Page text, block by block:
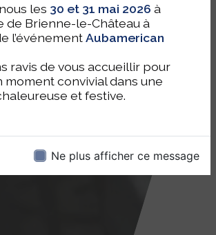
les 30 et 31 mai 2026 à
de Brienne-le-Château à
l’événementAubamerican
ravis de vous accueillir pour
moment convivial dans une
et festive.
Ne plus afficher ce message